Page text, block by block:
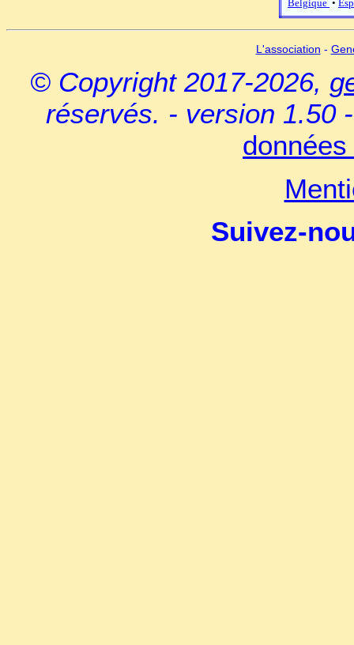
Belgique •
L'association -
© Copyright 2017-2026,
réservés. - version 1.50
Suivez-